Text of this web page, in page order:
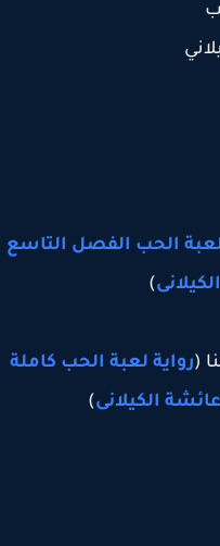
الحب الفصل التاسع
)
رواية لعبة الحب كاملة
الكيلانى)